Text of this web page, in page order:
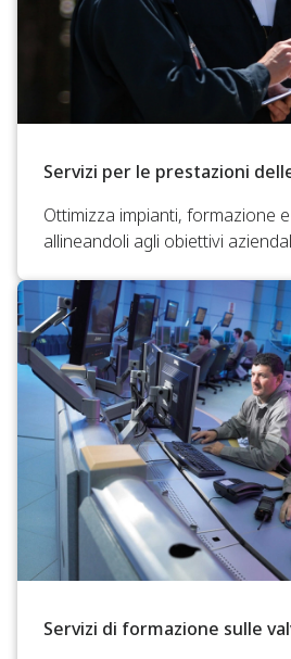
Servizi per le prestazioni
Ottimizza impianti, formazione
allineandoli agli obiettivi
Servizi di formazione sulle